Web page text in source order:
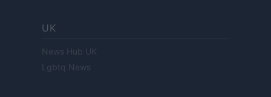
UK
News Hub UK
Lgbtq News